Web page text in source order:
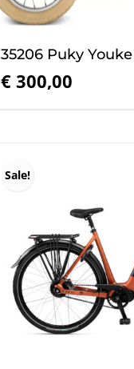
35206 Puky Youke
€ 300,00
Sale!